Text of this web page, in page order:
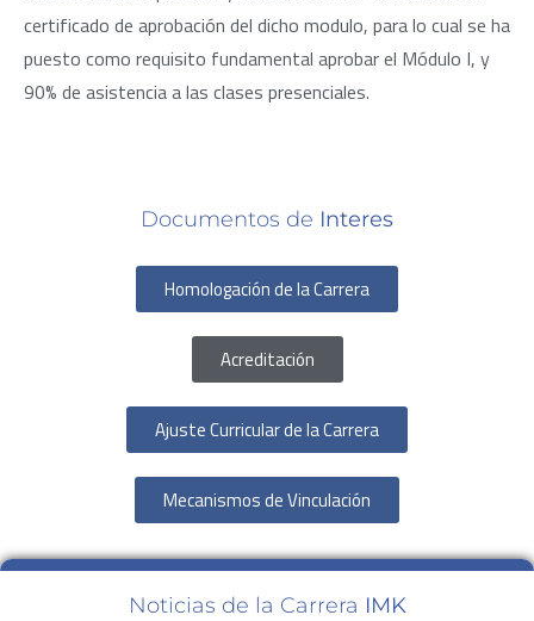
certificado de aprobación del dicho modulo, para lo cual se ha
puesto como requisito fundamental aprobar el Módulo I, y
90% de asistencia a las clases presenciales.
Documentos de Interes
Homologación de la Carrera
Acreditación
Ajuste Curricular de la Carrera
Mecanismos de Vinculación
Noticias de la Carrera IMK